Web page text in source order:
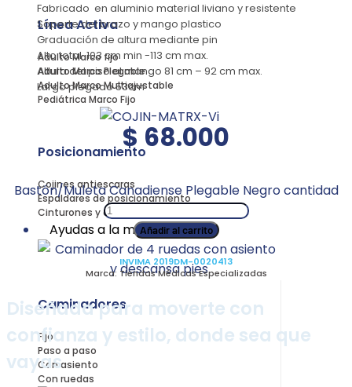
Línea Activa
Adulto Marco fijo
Adulto Marco Plegable
Adulto Marco Multiajustable
Pediátrica Marco Fijo
Posicionamiento
Cojines antiescaras
Espaldares de posicionamiento
Cinturones y arneses
Ayudas a la movilidad
Caminadores
Fijo
Paso a paso
Con asiento
Con ruedas
Fabricado en aluminio material liviano y resistente
Soporte del brazo y mango plastico
Graduación de altura mediante pin
Alto total 103 cm min -113 cm max.
Altura del piso al mango 81 cm – 92 cm max.
Largo plegado 53cm
$ 68.000
Bastón/Muleta Canadiense Plegable Negro cantidad
Añadir al carrito
INVIMA 2019DM-0020413
Marca: Tiendas Médicas Especializadas
Diseñada para moverte con
confianza y estilo, donde sea que
vayas